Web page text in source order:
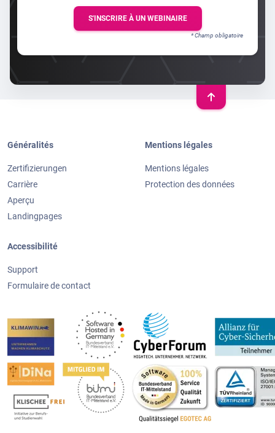
S'INSCRIRE À UN WEBINAIRE
* Champ obligatoire
Généralités
Zertifizierungen
Carrière
Aperçu
Landingpages
Mentions légales
Mentions légales
Protection des données
Accessibilité
Support
Formulaire de contact